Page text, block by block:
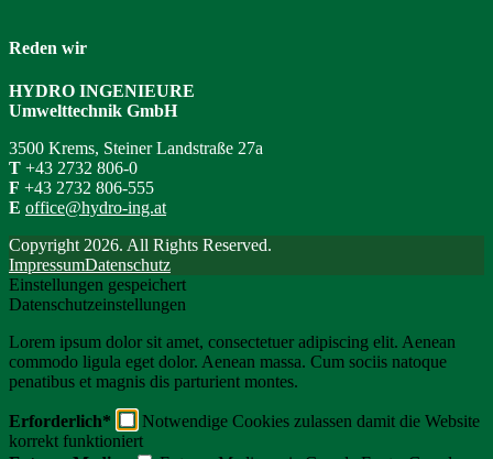
Reden wir
HYDRO INGENIEURE
Umwelttechnik GmbH
3500 Krems, Steiner Landstraße 27a
T +43 2732 806-0
F +43 2732 806-555
E office@hydro-ing.at
Copyright 2026. All Rights Reserved.
ImpressumDatenschutz
Einstellungen gespeichert
Datenschutzeinstellungen
Lorem ipsum dolor sit amet, consectetuer adipiscing elit. Aenean
commodo ligula eget dolor. Aenean massa. Cum sociis natoque
penatibus et magnis dis parturient montes.
Erforderlich*
Notwendige Cookies zulassen damit die Website
korrekt funktioniert